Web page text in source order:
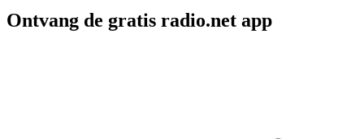
Ontvang de gratis radio.net app